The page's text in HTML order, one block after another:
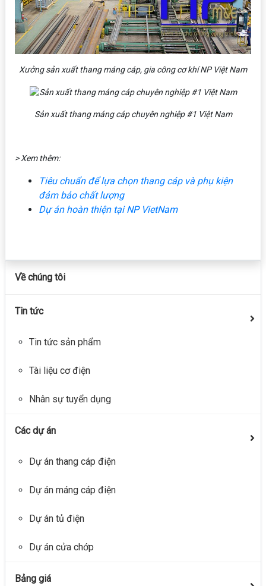
Xưởng sản xuất thang máng cáp, gia công cơ khí NP Việt Nam
Sản xuất thang máng cáp chuyên nghiệp #1 Việt Nam
> Xem thêm:
Tiêu chuẩn để lựa chọn thang cáp và phụ kiện
đảm bảo chất lượng
Dự án hoàn thiện tại NP VietNam
Về chúng tôi
Tin tức
Tin tức sản phẩm
Tài liệu cơ điện
Nhân sự tuyển dụng
Các dự án
Dự án thang cáp điện
Dự án máng cáp điện
Dự án tủ điện
Dự án cửa chớp
Bảng giá